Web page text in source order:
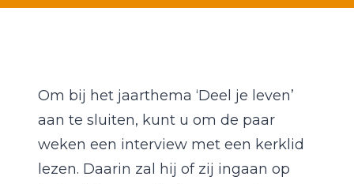
Om bij het jaarthema ‘Deel je leven’
aan te sluiten, kunt u om de paar
weken een interview met een kerklid
lezen. Daarin zal hij of zij ingaan op